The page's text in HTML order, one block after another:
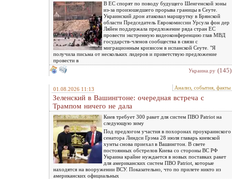
В ЕС спорят по поводу будущего Шенгенской зоны
из-за произошедшего прорыва границы в Сеуте.
Украинский дрон атаковал маршрутку в Брянской
области Председатель Еврокомиссии Урсула фон дер
Ляйен поддержала предложение ряда стран ЕС
провести экстренную видеоконференцию глав МВД
государств-членов сообщества в связи с
миграционным кризисом в испанской Сеуте. "Я
получила письма от нескольких лидеров и приветствую предложение
провести в
Украина.ру (145)
01.08.2026 11:13 Анализ, события, факты
Зеленский в Вашингтоне: очередная встреча c
Трампом ничего не дала
Киев требует 300 ракет для систем ПВО Patriot на
следующую зиму
Под предлогом участия в похоронах проукраинского
сенатора Линдси Грэма 28 июля главарь киевской
хунты снова приехал в Вашингтон. В свете
постоянных обстрелов Киева со стороны ВС РФ
Украина крайне нуждается в новых поставках ракет
для американских систем ПВО Patriot, которые
находятся на вооружении ВСУ. Показательно, что по прилете никто из
американских официальных